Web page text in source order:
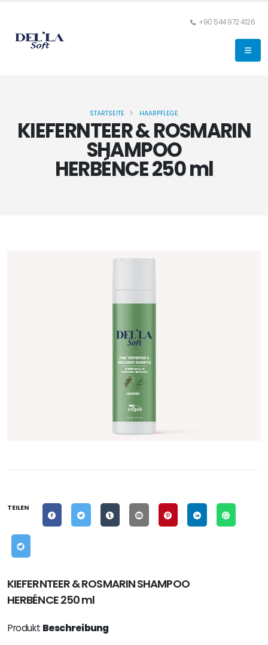
+90 544 972 4126
KIEFERNTEER & ROSMARIN
SHAMPOO
HERBÉNCE 250 ml
STARTSEITE HAARPFLEGE
TEILEN
KIEFERNTEER & ROSMARIN SHAMPOO
HERBÉNCE 250 ml
Produkt Beschreibung